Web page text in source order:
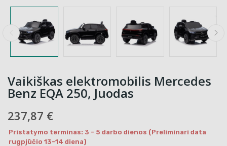
Vaikiškas elektromobilis Mercedes
Benz EQA 250, Juodas
237,87 €
Pristatymo terminas: 3 - 5 darbo dienos (Preliminari data
rugpjūčio 13-14 diena)